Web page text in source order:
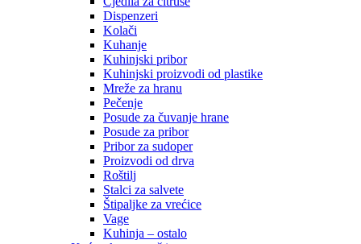
Dispenzeri
Kolači
Kuhanje
Kuhinjski pribor
Kuhinjski proizvodi od plastike
Mreže za hranu
Pečenje
Posude za čuvanje hrane
Posude za pribor
Pribor za sudoper
Proizvodi od drva
Roštilj
Stalci za salvete
Štipaljke za vrećice
Vage
Kuhinja – ostalo